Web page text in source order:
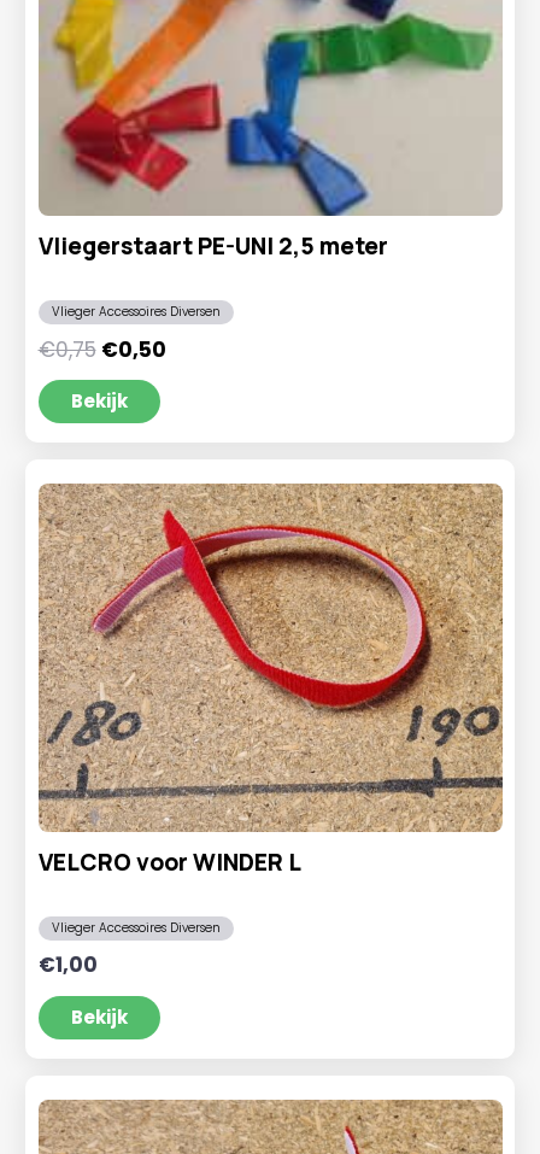
Vliegerstaart PE-UNI 2,5 meter
Vlieger Accessoires Diversen
€0,75 Oorspronkelijke
prijs
was:
€0,75.
€0,50Huidige
Bekijk
VELCRO voor WINDER L
Vlieger Accessoires Diversen
€1,00
Bekijk